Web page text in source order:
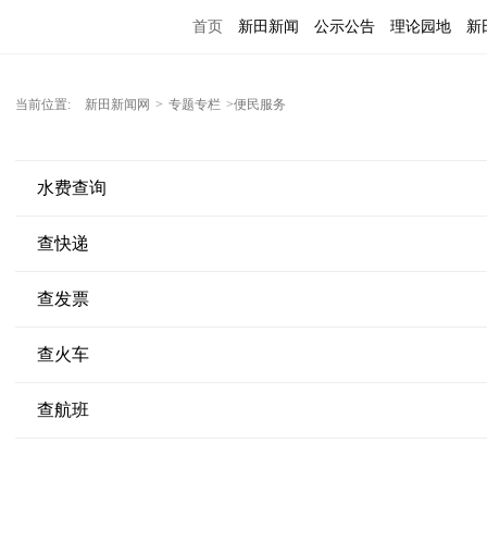
首页 新田新闻 公示公告 理论园地 新
当前位置: 新田新闻网 > 专题专栏 >便民服务
水费查询
查快递
查发票
查火车
查航班